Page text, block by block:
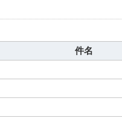
件名